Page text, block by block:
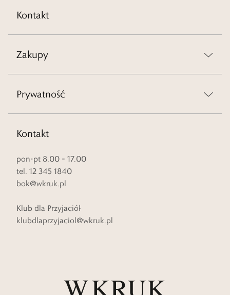
Kontakt
Zakupy
Prywatność
Kontakt
pon-pt 8.00 – 17.00
tel. 12 345 1840
bok@wkruk.pl
Klub dla Przyjaciół
klubdlaprzyjaciol@wkruk.pl